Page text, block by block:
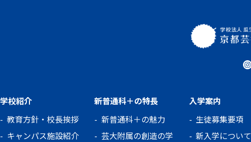
学校紹介
教育方針・校長挨拶
キャンパス施設紹介
新普通科＋の特長
新普通科＋の魅力
芸大附属の創造の学
入学案内
生徒募集要項
新入学について